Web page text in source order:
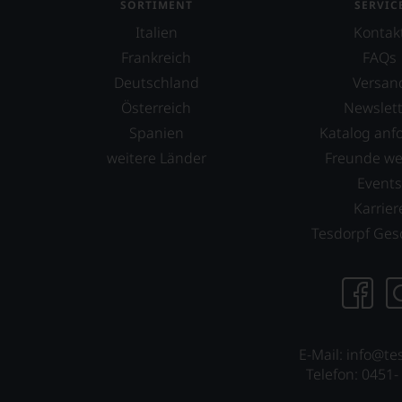
BEWERTEN.
Experten-
SORTIMENT
Italien
Frankreich
Deutschland
Österreich
Spanien
weitere Länder
FAQs
Katalog
Freunde
Events
Tesdorpf
E-Mail:
Telefon: